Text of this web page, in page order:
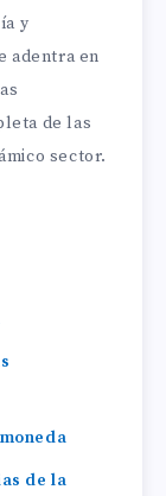
y
adentra en
de las
sector.
de la